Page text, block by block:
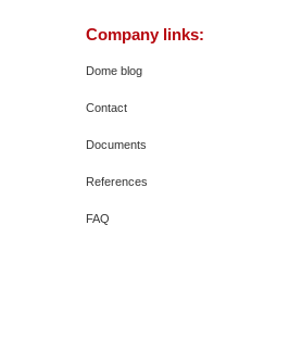
Company links:
Dome blog
Contact
Documents
References
FAQ